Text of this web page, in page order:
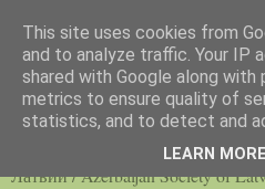
Latvijas azerbaidžāņu biedrību /
Латвии / Azerbaijan Society of
This site uses cookies from
and to analyze traffic. Your IP
shared with Google along
metrics to ensure quality of
statistics, and to detect and
LEARN MORE